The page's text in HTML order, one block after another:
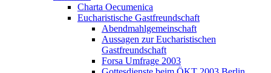
Charta Oecumenica
Eucharistische Gastfreundschaft
Abendmahlgemeinschaft
Aussagen zur Eucharistischen
Gastfreundschaft
Forsa Umfrage 2003